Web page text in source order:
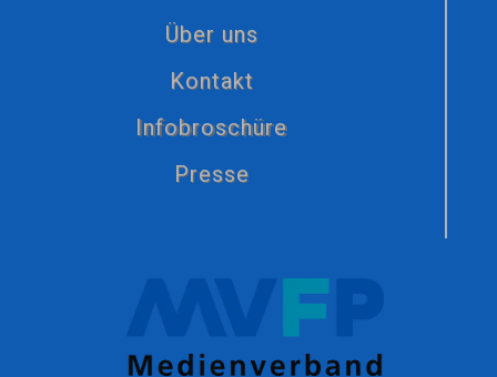
Über uns
Kontakt
Infobroschüre
Presse